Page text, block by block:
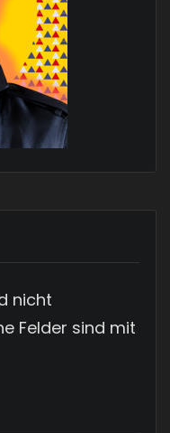
nicht
Felder sind mit